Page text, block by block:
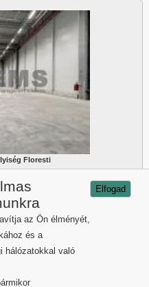
Floresti
az Ön élményét,
és a
hálózatokkal való
Elfogad